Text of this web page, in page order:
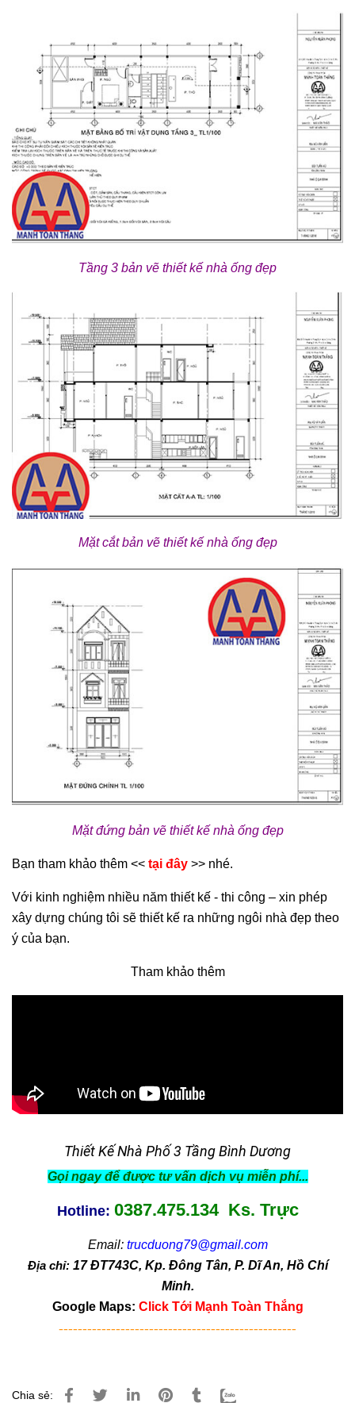
Tầng 3 bản vẽ thiết kế nhà ống đẹp
Mặt cắt bản vẽ thiết kế nhà ống đẹp
Mặt đứng bản vẽ thiết kế nhà ống đẹp
Bạn tham khảo thêm << tại đây >> nhé.
Với kinh nghiệm nhiều năm thiết kế - thi công – xin phép
xây dựng chúng tôi sẽ thiết kế ra những ngôi nhà đẹp theo
ý của bạn.
Tham khảo thêm
Thiết Kế Nhà Phố 3 Tầng Bình Dương
Gọi ngay để được tư vấn dịch vụ miễn phí...
Hotline: 0387.475.134 Ks. Trực
Email: trucduong79@gmail.com
Địa chỉ: 17 ĐT743C, Kp. Đông Tân, P. Dĩ An, Hồ Chí
Minh.
Google Maps: Click Tới Mạnh Toàn Thắng
--------------------------------------------------
Chia sẻ: